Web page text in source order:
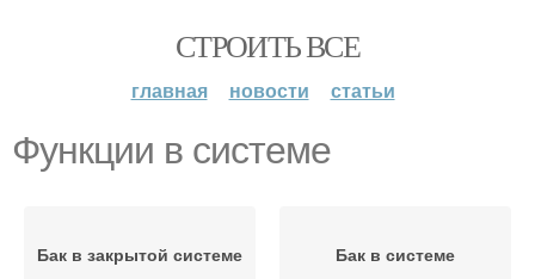
СТРОИТЬ ВСЕ
главная новости статьи
Функции в системе
Бак в закрытой системе Бак в системе